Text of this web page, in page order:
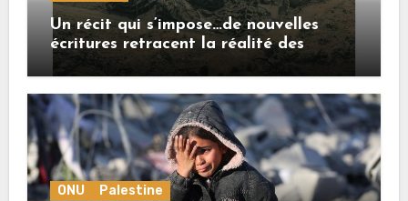
Un récit qui s’impose…de nouvelles
écritures retracent la réalité des
crimes sionistes à Gaza
ONU Palestine